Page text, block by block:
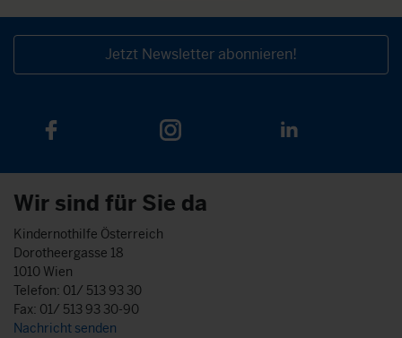
Jetzt Newsletter abonnieren!
Wir sind für Sie da
Kindernothilfe Österreich
Dorotheergasse 18
1010 Wien
Telefon: 01/ 513 93 30
Fax: 01/ 513 93 30-90
Nachricht senden